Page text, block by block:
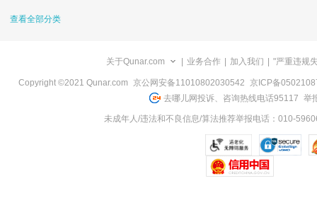
查看全部分类
关于Qunar.com 业务合作 加入我们 "严重违规
Copyright ©2021 Qunar.com 京公网安备11010802030542 京ICP备
去哪儿网投诉、咨询热线电话95117 举
未成年人/违法和不良信息/算法推荐举报电话：010-